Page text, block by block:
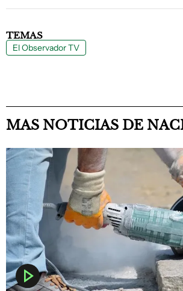
TEMAS
El Observador TV
MAS NOTICIAS DE